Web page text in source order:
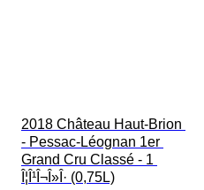
2018 Château Haut-Brion
- Pessac-Léognan 1er
Grand Cru Classé - 1
Î¦Î¹Î¬Î»Î· (0,75L)